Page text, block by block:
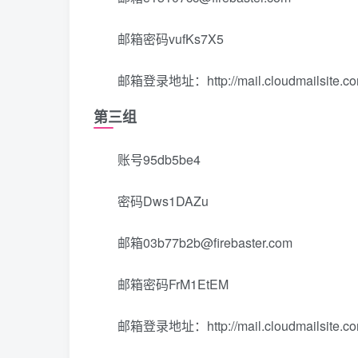
邮箱密码vufKs7X5
邮箱登录地址：http://
第三组
账号95db5be4
密码Dws1DAZu
邮箱03b77b2b@firebaster.com
邮箱密码FrM1EtEM
邮箱登录地址：http://